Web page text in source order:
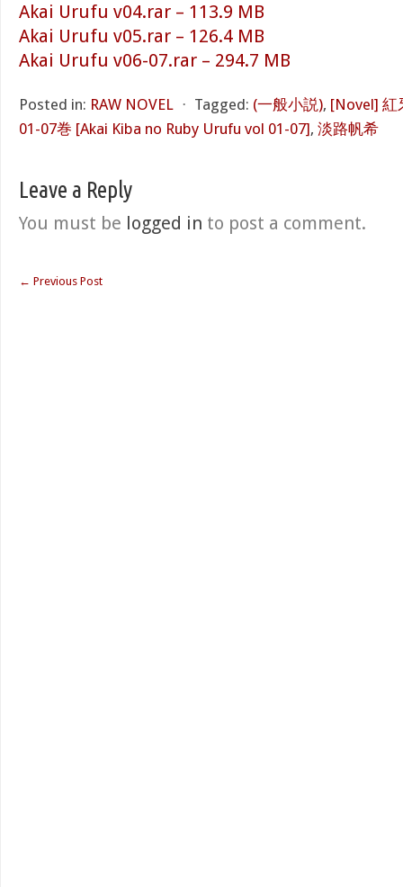
Akai Urufu v04.rar – 113.9 MB
Akai Urufu v05.rar – 126.4 MB
Akai Urufu v06-07.rar – 294.7 MB
Posted in: RAW NOVEL ⋅ Tagged: (一般小説), [Novel] 紅
01-07巻 [Akai Kiba no Ruby Urufu vol 01-07], 淡路帆希
Leave a Reply
You must be logged in to post a comment.
← Previous Post